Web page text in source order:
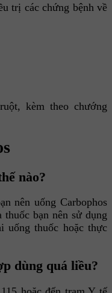
trị các chứng bệnh về
kèm theo chướng
nào?
nên uống Carbophos
bạn nên sử dụng
uống thuốc hoặc thực
dùng quá liều?